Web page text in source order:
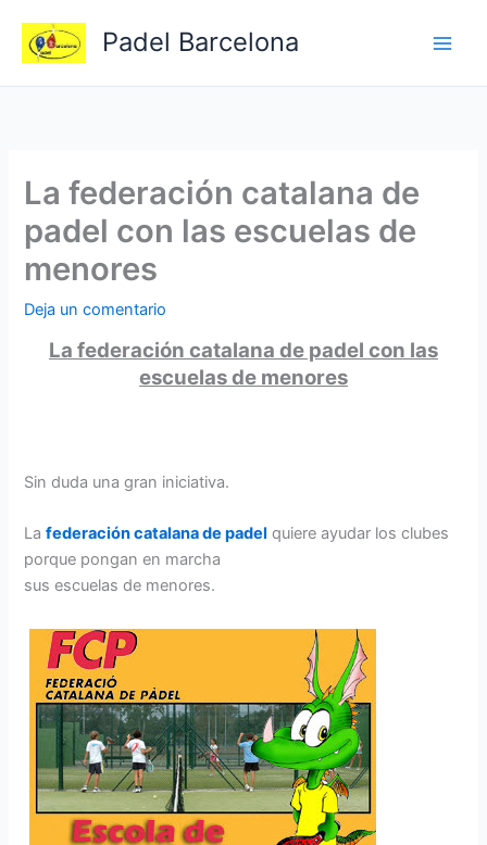
contenido
Padel Barcelona
La federación catalana de
padel con las escuelas de
menores
Deja un comentario
La federación catalana de padel con las
escuelas de menores
Sin duda una gran iniciativa.
Lafederación catalana de padel quiere ayudar los clubes
porque pongan en marcha
sus escuelas de menores.